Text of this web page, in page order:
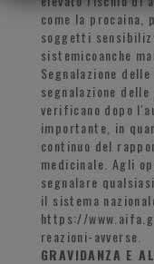
come la procaina,
soggetti
sistemicoanche
Segnalazione
segnalazione
verificano dopo
importante, in
continuo del
medicinale. Agli
segnalare
il sistema
https://
reazioni-avverse.
GRAVIDANZA E